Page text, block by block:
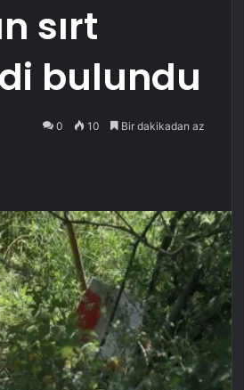
sırt
bulundu
0 10 Bir dakikadan az